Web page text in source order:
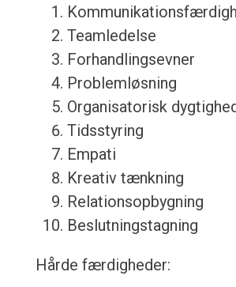
Teamledelse
Forhandlingsevner
Problemløsning
Organisatorisk
Tidsstyring
Empati
Kreativ tænkning
Relationsopbygning
Beslutningstagning
Hårde færdigheder: